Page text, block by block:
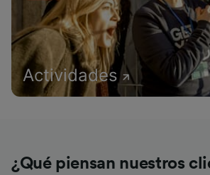
Actividades
¿Qué piensan nuestros